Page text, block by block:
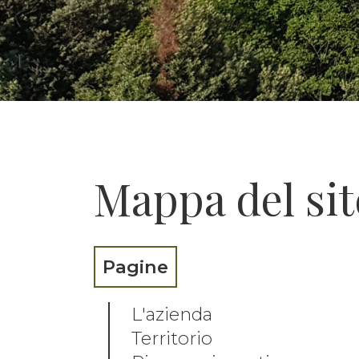
Mappa del
Pagine
L'azienda
Territorio